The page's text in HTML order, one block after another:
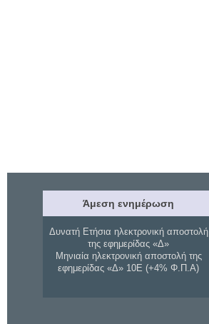
Άμεση ενημέρωση
Δυνατή Ετήσια ηλεκτρονική αποστολή
της εφημερίδας «Δ»
Μηνιαία ηλεκτρονική αποστολή της
εφημερίδας «Δ» 10Ε (+4% Φ.Π.Α)